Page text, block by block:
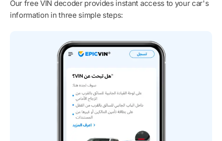
Our free VIN decoder provides instant access to your car's
information in three simple steps: